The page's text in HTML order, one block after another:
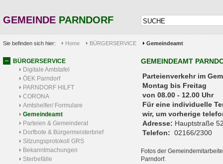
GEMEINDE PARNDORF
Sie befinden sich hier: Home BÜRGERSERVICE Gemeindeamt
BÜRGERSERVICE
Digitale Amtstafel
ÖEK Parndorf
PARNDORF HILFT
CORONA
Amtshelfer/ Formulare
Gemeindeamt
Parteien & Gemeinderat
Dorfbote & Bürgermeisterbrief
Sitzungsprotokoll GRS
Bekanntmachungen
Sterbefälle
GEMEINDEAMT
Parteienverkehr
Montag bis Freitag
von 08.00 - 12.00 Uhr
Für eine individuelle
wir, um vorherige
Adresse: Hauptstraße
Telefon: 02166/2300
Fotos der
Parndorf.